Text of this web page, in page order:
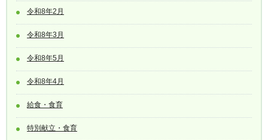
令和8年2月
令和8年3月
令和8年5月
令和8年4月
給食・食育
特別献立・食育